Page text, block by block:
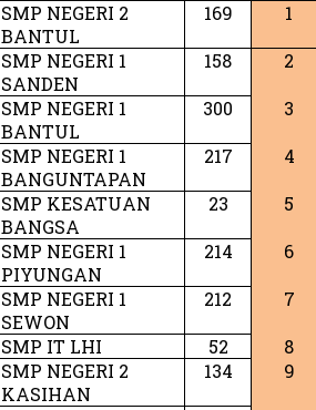
SMP NEGERI 2
BANTUL
169 1
SMP NEGERI 1
SANDEN
158 2
SMP NEGERI 1
BANTUL
300 3
SMP NEGERI 1
BANGUNTAPAN
217 4
SMP KESATUAN
BANGSA
23 5
SMP NEGERI 1
PIYUNGAN
214 6
SMP NEGERI 1
SEWON
212 7
SMP IT LHI 52 8
SMP NEGERI 2
KASIHAN
134 9